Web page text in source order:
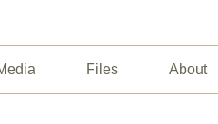
Files About